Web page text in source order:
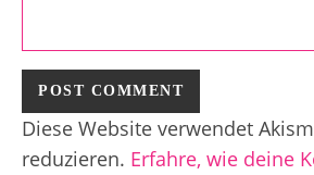
Diese Website verwendet
reduzieren. Erfahre, wie deine